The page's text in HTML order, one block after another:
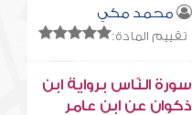
محمد مكي
تقييم المادة:
سورة النّاس برواية ابن
ذكوان عن ابن عامر